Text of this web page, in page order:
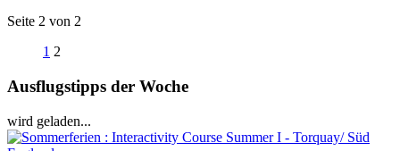
Seite 2 von 2
1 2
Ausflugstipps der Woche
wird geladen...